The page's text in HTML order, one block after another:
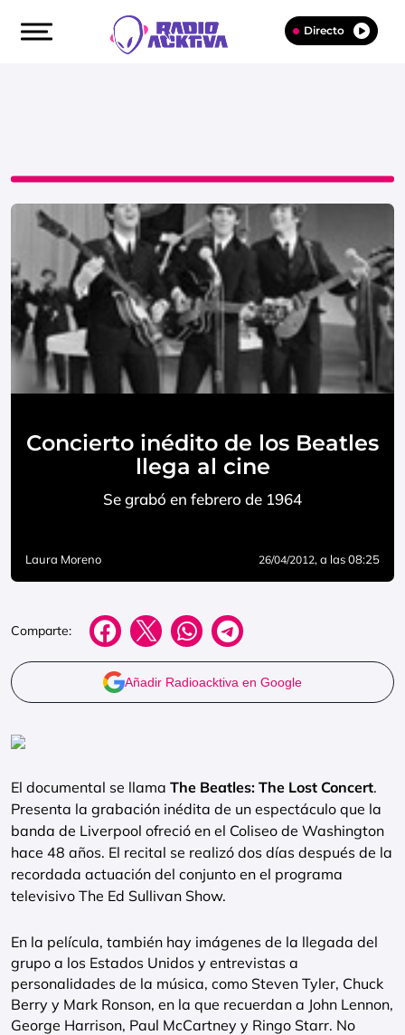
Directo
Concierto inédito de los Beatles
llega al cine
Se grabó en febrero de 1964
Laura Moreno 26/04/2012, a las 08:25
Comparte:
Añadir Radioacktiva en Google
El documental se llama The Beatles: The Lost Concert.
Presenta la grabación inédita de un espectáculo que la
banda de Liverpool ofreció en el Coliseo de Washington
hace 48 años. El recital se realizó dos días después de la
recordada actuación del conjunto en el programa
televisivo The Ed Sullivan Show.
En la película, también hay imágenes de la llegada del
grupo a los Estados Unidos y entrevistas a
personalidades de la música, como Steven Tyler, Chuck
Berry y Mark Ronson, en la que recuerdan a John Lennon,
George Harrison, Paul McCartney y Ringo Starr. No